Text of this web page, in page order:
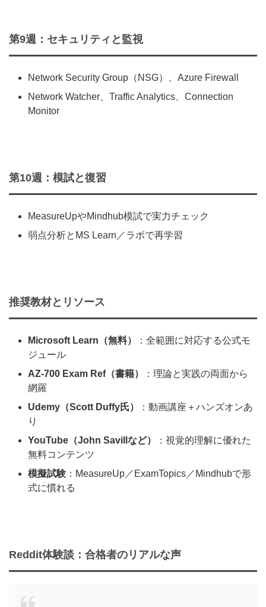
第9週：セキュリティと監視
Network Security Group（NSG）、Azure Firewall
Network Watcher、Traffic Analytics、Connection
Monitor
第10週：模試と復習
MeasureUpやMindhub模試で実力チェック
弱点分析とMS Learn／ラボで再学習
推奨教材とリソース
Microsoft Learn（無料）
：全範囲に対応する公式モ
ジュール
AZ‑700 Exam Ref（書籍）
：理論と実践の両面から
網羅
Udemy（Scott Duffy氏）
：動画講座＋ハンズオンあ
り
YouTube（John Savillなど）
：視覚的理解に優れた
無料コンテンツ
模擬試験 ：MeasureUp／ExamTopics／Mindhubで形
式に慣れる
Reddit体験談：合格者のリアルな声